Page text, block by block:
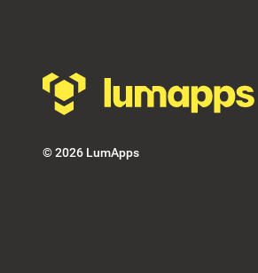
©2026 LumApps